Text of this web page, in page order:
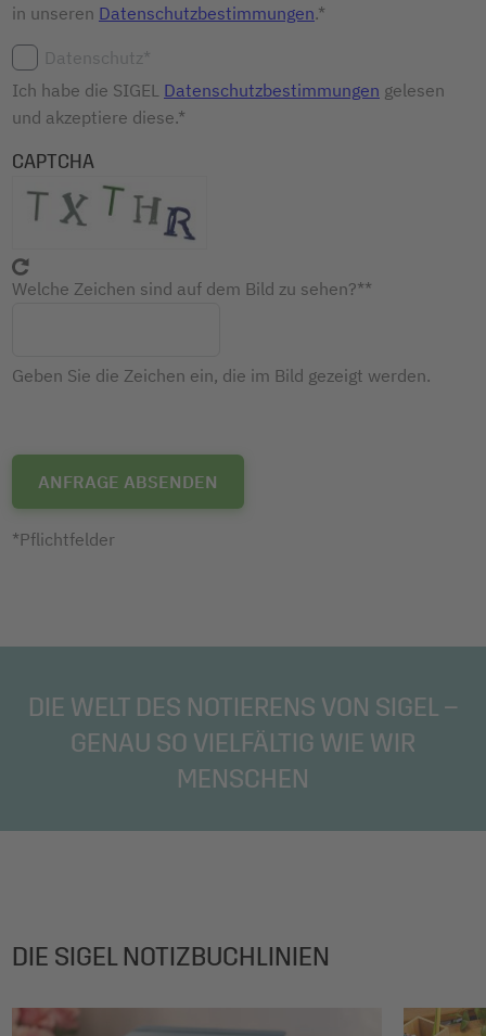
in unseren Datenschutzbestimmungen.*
Datenschutz*
Ich habe die SIGEL Datenschutzbestimmungen gelesen
und akzeptiere diese.*
CAPTCHA
Welche Zeichen sind auf dem Bild zu sehen?*
Geben Sie die Zeichen ein, die im Bild gezeigt werden.
*Pflichtfelder
DIE WELT DES NOTIERENS VON SIGEL –
GENAU SO VIELFÄLTIG WIE WIR
MENSCHEN
DIE SIGEL NOTIZBUCHLINIEN